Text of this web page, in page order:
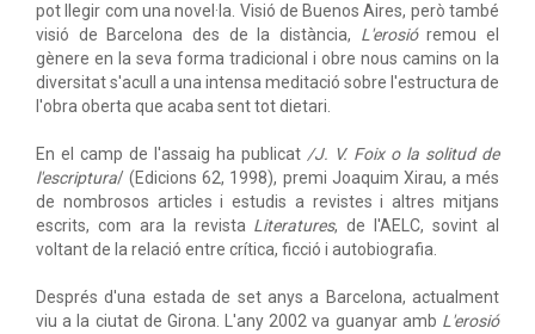
pot llegir com una novel·la. Visió de Buenos Aires, però també
visió de Barcelona des de la distància, L'erosióremou el
gènere en la seva forma tradicional i obre nous camins on la
diversitat s'acull a una intensa meditació sobre l'estructura de
l'obra oberta que acaba sent tot dietari.
En el camp de l'assaig ha publicat /J. V. Foix o la solitud de
l'escriptura/ (Edicions 62, 1998), premi Joaquim Xirau, a més
de nombrosos articles i estudis a revistes i altres mitjans
escrits, com ara la revista Literatures, de l'AELC, sovint al
voltant de la relació entre crítica, ficció i autobiografia.
Després d'una estada de set anys a Barcelona, actualment
viu a la ciutat de Girona. L'any 2002 va guanyar amb L'erosió